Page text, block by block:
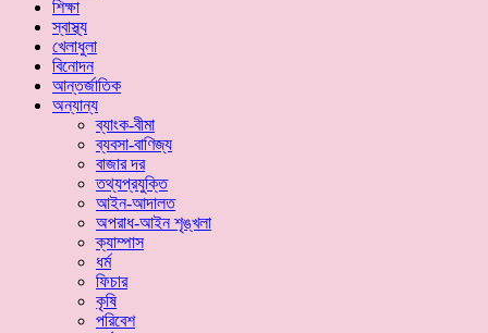
শিক্ষা
স্বাস্থ্য
খেলাধুলা
বিনোদন
আন্তর্জাতিক
অন্যান্য
ব্যাংক-বীমা
ব্যবসা-বাণিজ্য
বাজার দর
তথ্যপ্রযুক্তি
আইন-আদালত
অপরাধ-আইন শৃঙ্খলা
ক্যাম্পাস
ধর্ম
ফিচার
কৃষি
পরিবেশ